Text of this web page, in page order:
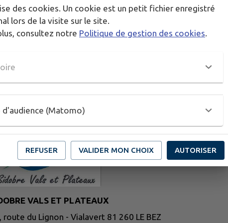
VALS ET PLATEAUX
route du Lignon - Vialavert 81 260 LE BEZ
des cookies. Un cookie est un petit fichier enregistré
lors de la visite sur le site.
consultez notre Politique de gestion des cookies
d'audience (Matomo)
REFUSER VALIDER MON CHOIX AUTORISER